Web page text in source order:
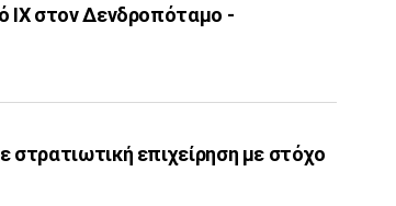
ΙΧ στον Δενδροπόταμο -
επιχείρηση με στόχο